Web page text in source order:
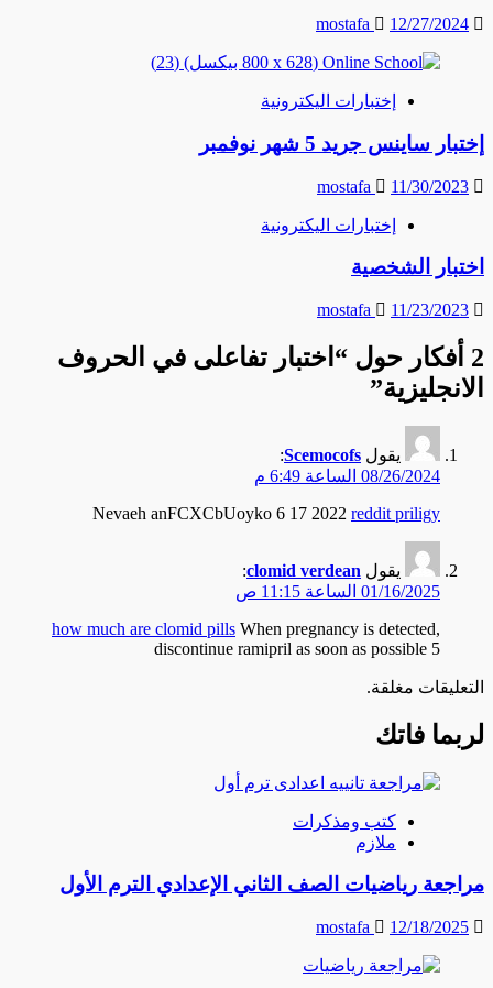
mostafa 12/27/2024
إختبارات اليكترونية
إختبار ساينس جريد 5 شهر نوفمبر
mostafa 11/30/2023
إختبارات اليكترونية
اختبار الشخصية
mostafa 11/23/2023
2 أفكار حول “
اختبار تفاعلى في الحروف
الانجليزية”
يقول Scemocofs
:
08/26/2024 الساعة 6:49 م
Nevaeh anFCXCbUoyko 6 17 2022reddit priligy
يقول clomid verdean
:
01/16/2025 الساعة 11:15 ص
how much are clomid pillsWhen pregnancy is detected,
discontinue ramipril as soon as possible 5
التعليقات مغلقة.
لربما فاتك
كتب ومذكرات
ملازم
مراجعة رياضيات الصف الثاني الإعدادي الترم الأول
mostafa 12/18/2025